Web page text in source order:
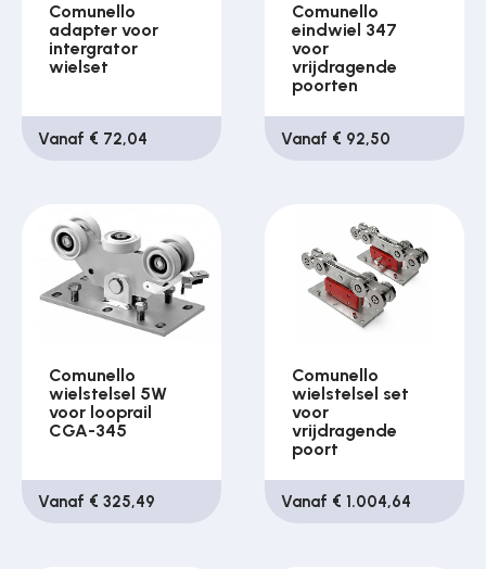
Comunello
adapter voor
intergrator
wielset
Vanaf € 72,04
Comunello
eindwiel 347
voor
vrijdragende
poorten
Vanaf € 92,50
Comunello
wielstelsel 5W
voor looprail
CGA-345
Vanaf € 325,49
Comunello
wielstelsel set
voor
vrijdragende
poort
Vanaf € 1.004,64